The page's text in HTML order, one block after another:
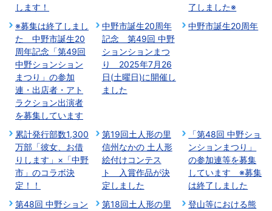
します！
了しました※
※募集は終了しまし
た 中野市誕生20
周年記念「第49回
中野ションション
まつり」の参加
連・出店者・アト
ラクション出演者
を募集しています
中野市誕生20周年
記念 第49回 中野
ションションまつ
り 2025年7月26
日(土曜日)に開催し
ました
中野市誕生20周年
累計発行部数1,300
万部「彼女、お借
りします」×「中野
市」のコラボ決
定！！
第19回土人形の里
信州なかの 土人形
絵付けコンテス
ト 入賞作品が決
定しました
「第48回 中野ショ
ンションまつり」
の参加連等を募集
しています ※募集
は終了しました
第48回 中野ション
第18回土人形の里
登山等における熊